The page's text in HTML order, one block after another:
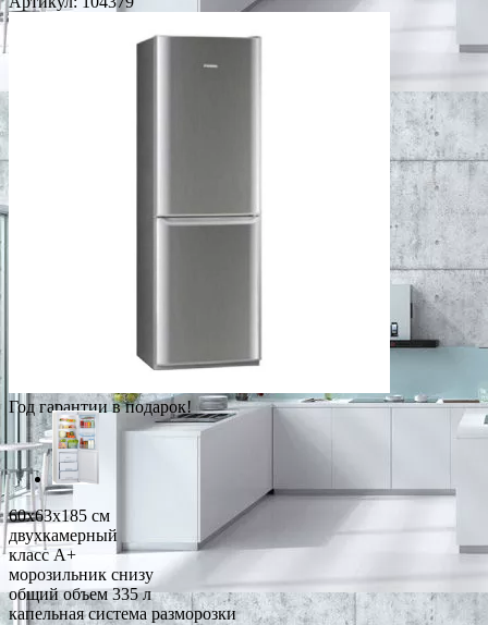
Год гарантии в подарок!
60x63x185 см
двухкамерный
класс A+
морозильник снизу
общий объем 335 л
капельная система разморозки